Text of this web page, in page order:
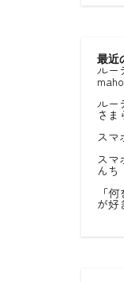
最近
ルー
maho
ルー
さま
スマ
スマ
んち
「
が好